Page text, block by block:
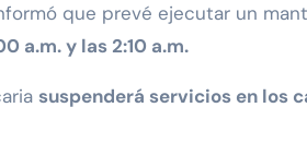
que prevé ejecutar un
a.m. y las 2:10 a.m.
suspenderá servicios en los